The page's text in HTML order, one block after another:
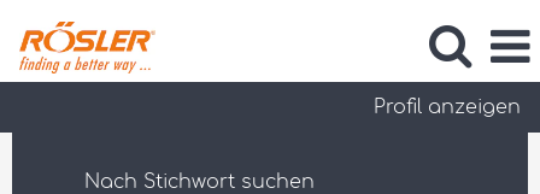
Profil anzeigen
Nach Stichwort suchen